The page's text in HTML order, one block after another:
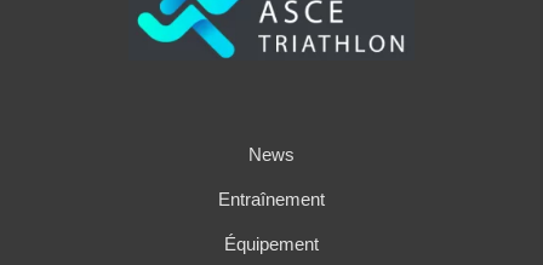
News
Entraînement
Équipement